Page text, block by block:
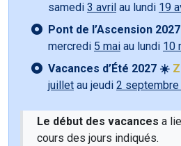
samedi 3 avril au lundi 19
Pont de l’Ascension
mercredi 5 mai au lundi 10
Vacances d’Été 2027 ☀️
juillet au jeudi 2
Le début des vacances a
cours des jours indiqués.